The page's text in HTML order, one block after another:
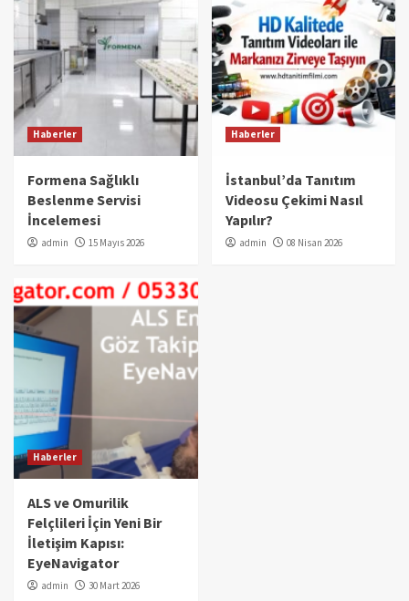
Haberler
Formena Sağlıklı
Beslenme Servisi
İncelemesi
admin 15 Mayıs 2026
Haberler
İstanbul’da Tanıtım
Videosu Çekimi Nasıl
Yapılır?
admin 08 Nisan 2026
Haberler
ALS ve Omurilik
Felçlileri İçin Yeni Bir
İletişim Kapısı:
EyeNavigator
admin 30 Mart 2026